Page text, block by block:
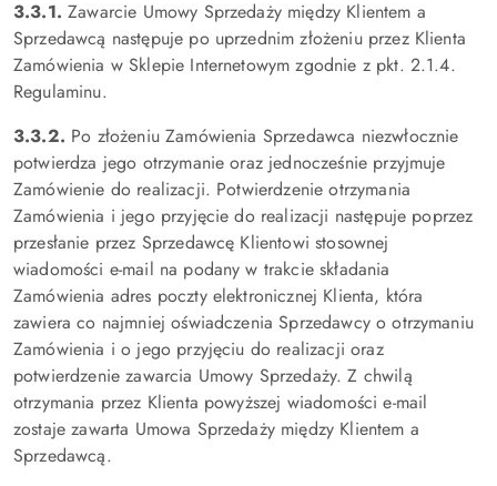
3.3.1. Zawarcie Umowy Sprzedaży między Klientem a
Sprzedawcą następuje po uprzednim złożeniu przez Klienta
Zamówienia w Sklepie Internetowym zgodnie z pkt. 2.1.4.
Regulaminu.
3.3.2. Po złożeniu Zamówienia Sprzedawca niezwłocznie
potwierdza jego otrzymanie oraz jednocześnie przyjmuje
Zamówienie do realizacji. Potwierdzenie otrzymania
Zamówienia i jego przyjęcie do realizacji następuje poprzez
przesłanie przez Sprzedawcę Klientowi stosownej
wiadomości e-mail na podany w trakcie składania
Zamówienia adres poczty elektronicznej Klienta, która
zawiera co najmniej oświadczenia Sprzedawcy o otrzymaniu
Zamówienia i o jego przyjęciu do realizacji oraz
potwierdzenie zawarcia Umowy Sprzedaży. Z chwilą
otrzymania przez Klienta powyższej wiadomości e-mail
zostaje zawarta Umowa Sprzedaży między Klientem a
Sprzedawcą.